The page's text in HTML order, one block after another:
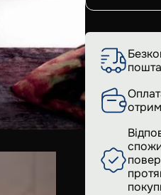
пошта